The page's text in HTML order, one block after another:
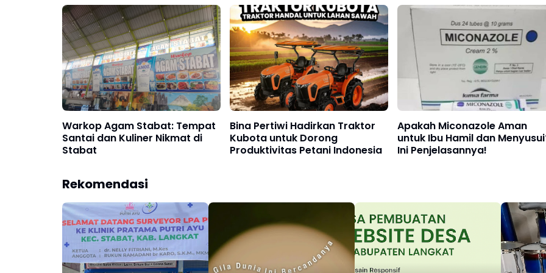
Indonesia
Warkop Agam Stabat: Tempat
Santai dan Kuliner Nikmat di
Stabat
Bina Pertiwi Hadirkan Traktor
Kubota untuk Dorong
Produktivitas Petani Indonesia
Apakah Miconazole Aman
untuk Ibu Hamil dan
Ini Penjelasannya!
Rekomendasi